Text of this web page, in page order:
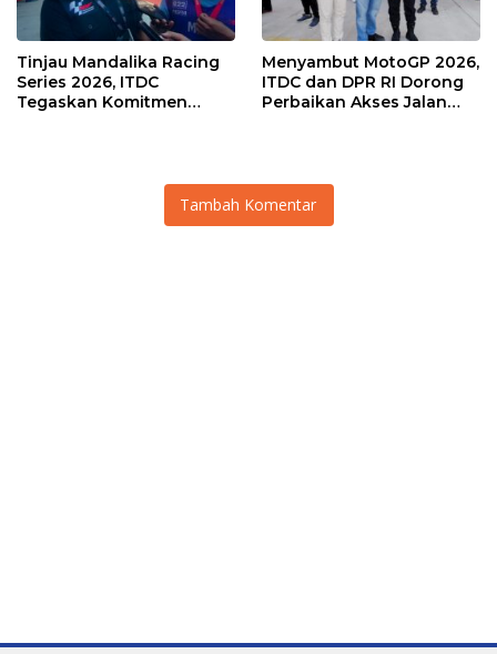
Tinjau Mandalika Racing
Series 2026, ITDC
Tegaskan Komitmen
Menyambut MotoGP 2026,
ITDC dan DPR RI Dorong
Perbaikan Akses Jalan
Tambah Komentar